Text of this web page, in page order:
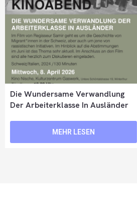
Die Wundersame Verwandlung
Der Arbeiterklasse In Ausländer
MEHR LESEN